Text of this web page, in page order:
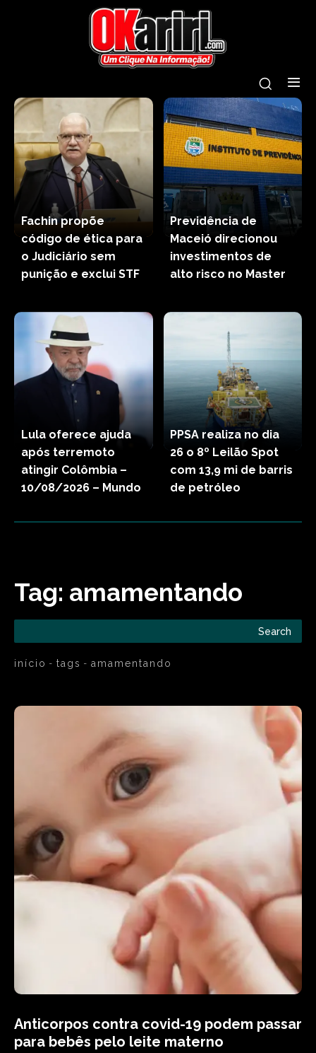
Fachin propõe
código de ética para
o Judiciário sem
punição e exclui STF
Previdência de
Maceió direcionou
investimentos de
alto risco no Master
Lula oferece ajuda
após terremoto
atingir Colômbia –
10/08/2026 – Mundo
PPSA realiza no dia
26 o 8º Leilão Spot
com 13,9 mi de barris
de petróleo
Tag: amamentando
Search
início tags amamentando
Anticorpos contra covid-19 podem passar
para bebês pelo leite materno